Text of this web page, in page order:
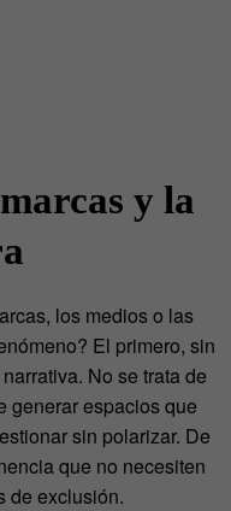
y la
los medios o las
El primero, sin
No se trata de
generar espacios que
sin polarizar. De
que no necesiten
de exclusión.